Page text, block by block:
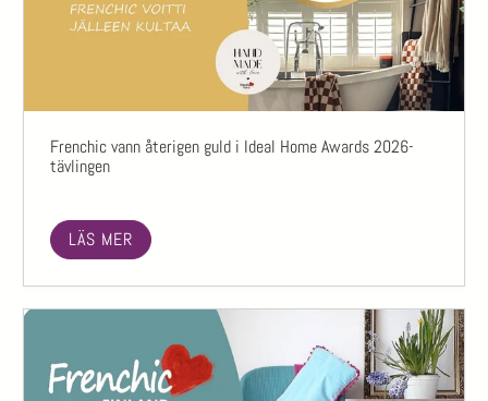
Frenchic vann återigen guld i Ideal Home Awards 2026-
tävlingen
LÄS MER